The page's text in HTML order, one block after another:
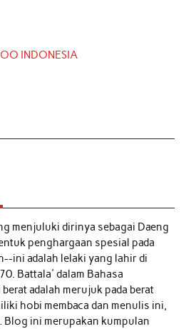
INDONESIA
menjuluki dirinya sebagai Daeng
penghargaan spesial pada
ini adalah lelaki yang lahir di
Battala' dalam Bahasa
adalah merujuk pada berat
hobi membaca dan menulis ini,
Blog ini merupakan kumpulan